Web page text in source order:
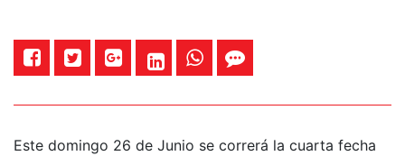
Este domingo 26 de Junio se correrá la cuarta fecha